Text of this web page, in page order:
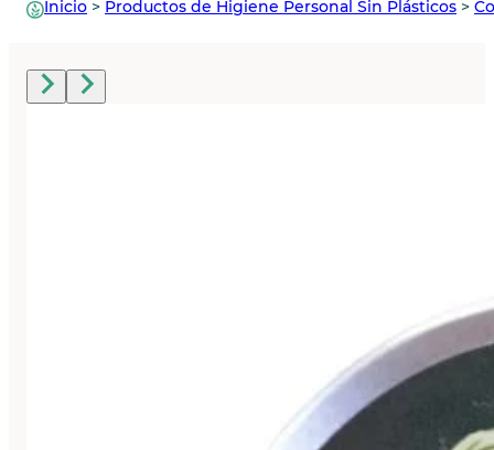
Inicio > Productos de Higiene Personal Sin Plásticos >